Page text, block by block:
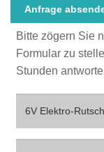
Anfrage
Bitte zögern Sie
Formular zu
Stunden